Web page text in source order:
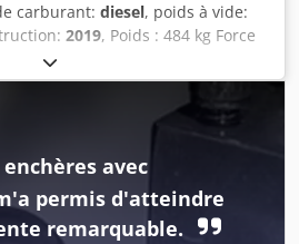
carburant: diesel, poids à vide:
2019, Poids : 484 kg Force
1 cylindre Hatz (1b40)\ Marche
électrique. Largeur de plaque :
Anfock Prix à l'unité : € 3.400,- HT
avec
permis d'atteindre
remarquable.